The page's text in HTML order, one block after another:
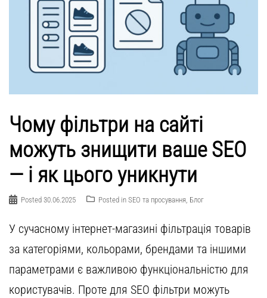
Чому фільтри на сайті
можуть знищити ваше SEO
— і як цього уникнути
Posted 30.06.2025 Posted in SEO та просування, Блог
У сучасному інтернет-магазині фільтрація товарів
за категоріями, кольорами, брендами та іншими
параметрами є важливою функціональністю для
користувачів. Проте для SEO фільтри можуть